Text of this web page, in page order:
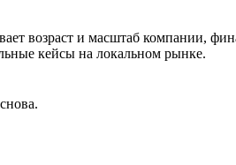
возраст и масштаб компании,
кейсы на локальном рынке.